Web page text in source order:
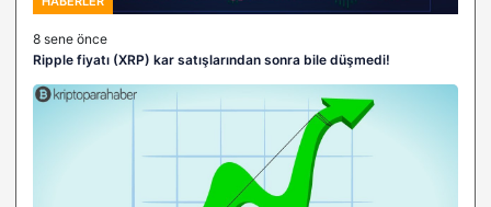
8 sene önce
Ripple fiyatı (XRP) kar satışlarından sonra bile düşmedi!